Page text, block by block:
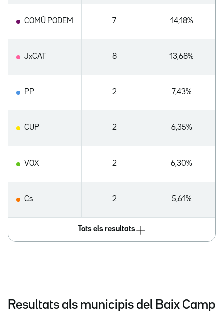
COMÚ PODEM 7 14,18%
JxCAT 8 13,68%
PP 2 7,43%
CUP 2 6,35%
VOX 2 6,30%
Cs 2 5,61%
Tots els resultats
Resultats als municipis del Baix Camp